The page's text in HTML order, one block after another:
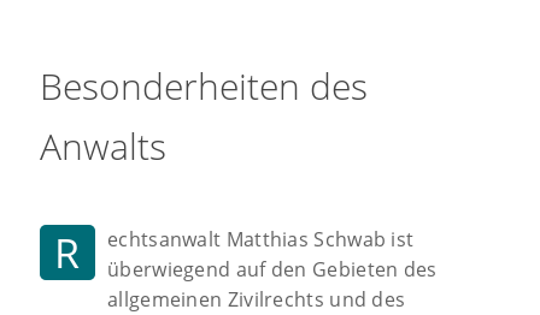
Besonderheiten des
Anwalts
R
echtsanwalt Matthias Schwab ist
überwiegend auf den Gebieten des
allgemeinen Zivilrechts und des